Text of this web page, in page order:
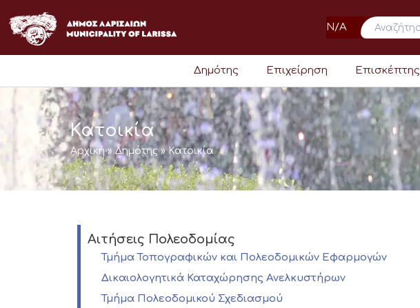
στο
περιεχόμενο
N/A
Δημότης Επιχείρηση Επισκέπτης
Κατοικία
Αρχική»Δημότης» Κατοικία
Αιτήσεις Πολεοδομίας
Τμήμα Τοπογραφικών και Πολεοδομικών Εφαρμογών
Δικαιολογητικά Καταχώρησης Ανελκυστήρων
Τμήμα Πολεοδομικού Σχεδιασμού